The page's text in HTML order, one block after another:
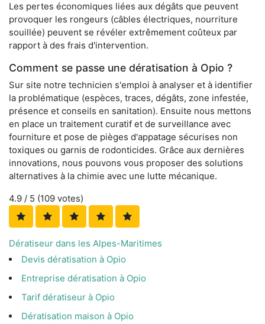
Les pertes économiques liées aux dégâts que peuvent
provoquer les rongeurs (câbles électriques, nourriture
souillée) peuvent se révéler extrêmement coûteux par
rapport à des frais d'intervention.
Comment se passe une dératisation à Opio ?
Sur site notre technicien s'emploi à analyser et à identifier
la problématique (espèces, traces, dégâts, zone infestée,
présence et conseils en sanitation). Ensuite nous mettons
en place un traitement curatif et de surveillance avec
fourniture et pose de pièges d'appatage sécurises non
toxiques ou garnis de rodonticides. Grâce aux dernières
innovations, nous pouvons vous proposer des solutions
alternatives à la chimie avec une lutte mécanique.
4.9 / 5 (109 votes)
Dératiseur dans les Alpes-Maritimes
Devis dératisation à Opio
Entreprise dératisation à Opio
Tarif dératiseur à Opio
Dératisation maison à Opio